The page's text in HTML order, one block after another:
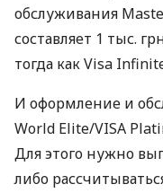
обслуживания
составляет 1 тыс.
тогда как Visa
И оформление и
World Elite/VISA
Для этого нужно
либо